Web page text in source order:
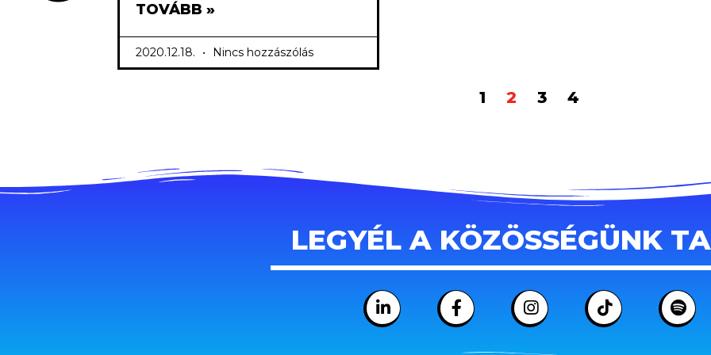
TOVÁBB »
2020.12.18. Nincs hozzászólás
1 2 3 4
LEGYÉL A KÖZÖSSÉGÜNK